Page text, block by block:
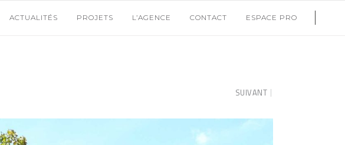
ACTUALITÉS PROJETS L’AGENCE CONTACT ESPACE PRO
SUIVANT